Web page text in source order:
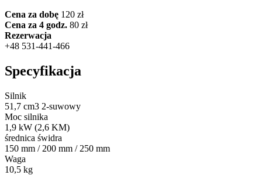
Cena za dobę 120 zł
Cena za 4 godz. 80 zł
Rezerwacja
+48 531-441-466
Specyfikacja
Silnik
51,7 cm3 2-suwowy
Moc silnika
1,9 kW (2,6 KM)
średnica świdra
150 mm / 200 mm / 250 mm
Waga
10,5 kg